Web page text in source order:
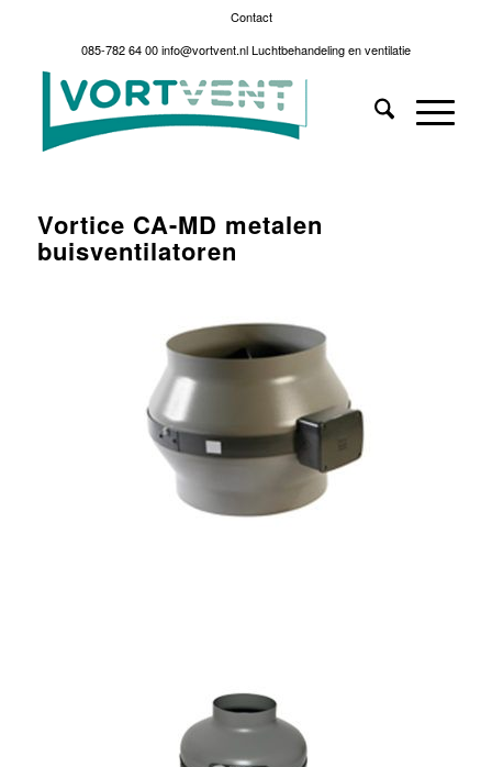
Contact
085-782 64 00info@vortvent.nlLuchtbehandeling en ventilatie
Vortice CA-MD metalen
buisventilatoren